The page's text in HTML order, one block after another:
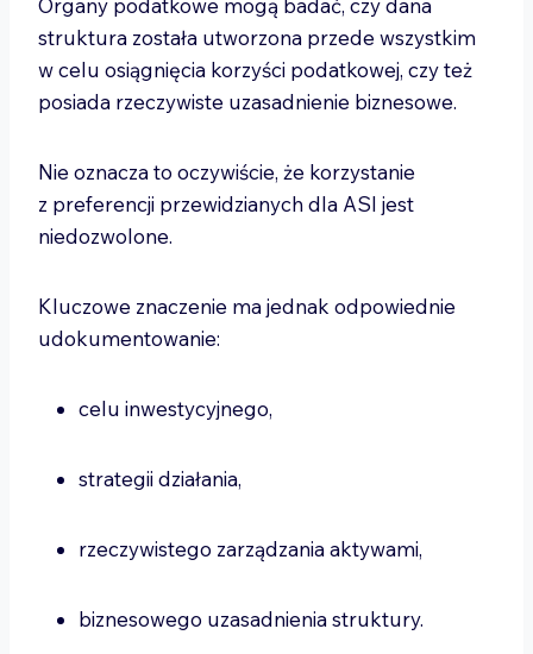
Organy podatkowe mogą badać, czy dana
struktura została utworzona przede wszystkim
w celu osiągnięcia korzyści podatkowej, czy też
posiada rzeczywiste uzasadnienie biznesowe.
Nie oznacza to oczywiście, że korzystanie
z preferencji przewidzianych dla ASI jest
niedozwolone.
Kluczowe znaczenie ma jednak odpowiednie
udokumentowanie:
celu inwestycyjnego,
strategii działania,
rzeczywistego zarządzania aktywami,
biznesowego uzasadnienia struktury.